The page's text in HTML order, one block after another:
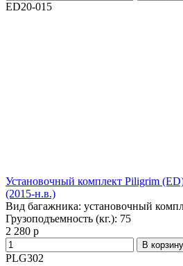
ED20-015
Установочный комплект Piligrim
(2015-н.в.)
Вид багажника: установочный
Грузоподъемность (кг.): 75
2 280 р
В корзину
PLG302